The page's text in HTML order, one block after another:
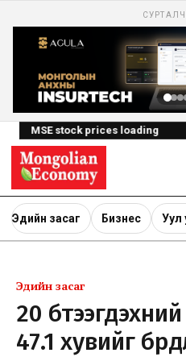
MSE stock prices loading
Эдийн засаг Бизнес Уул
Эдийн засаг
20
47.1 хувийг